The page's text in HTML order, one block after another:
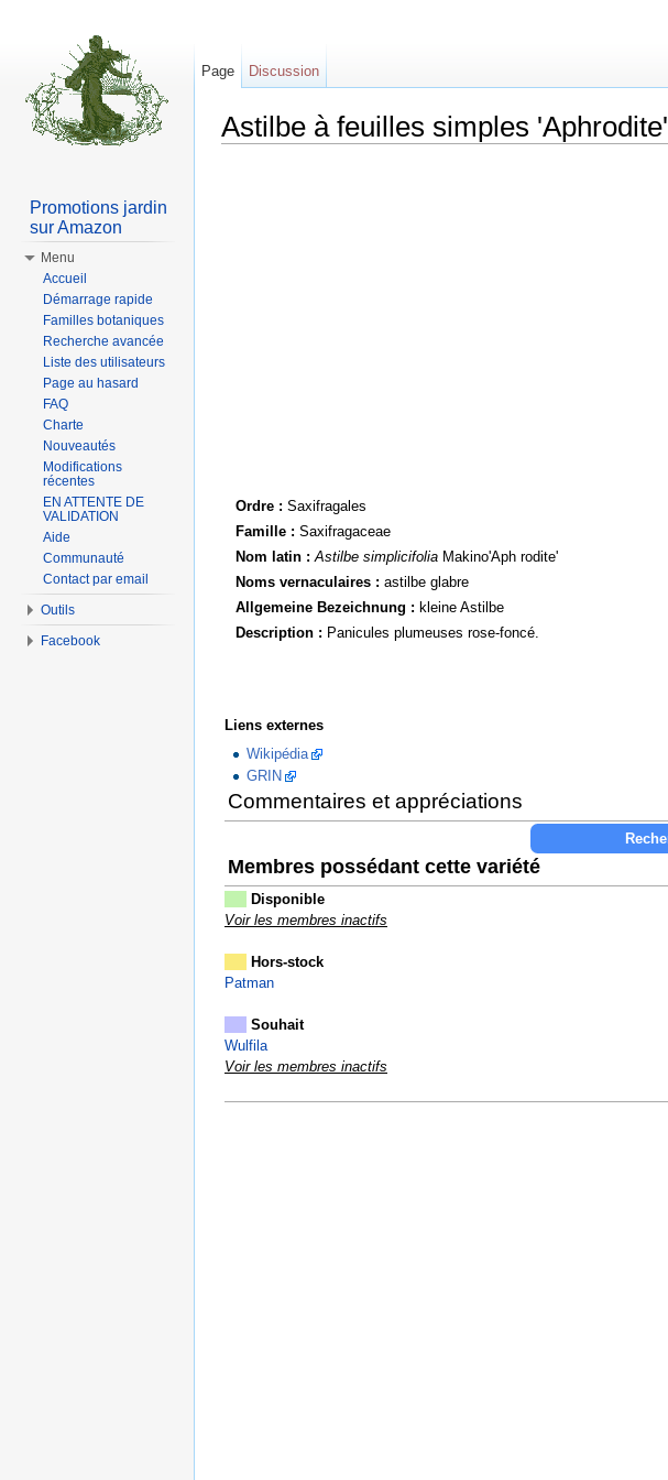
Astilbe à feuilles simples 'Aphrodite'
Ordre : Saxifragales
Famille : Saxifragaceae
Nom latin : Astilbe simplicifolia Makino'Aph rodite'
Noms vernaculaires : astilbe glabre
Allgemeine Bezeichnung : kleine Astilbe
Description : Panicules plumeuses rose-foncé.
Liens externes
Wikipédia
GRIN
Commentaires et appréciations
Membres possédant cette variété
Disponible
Voir les membres inactifs
Hors-stock
Patman
Souhait
Wulfila
Voir les membres inactifs
Page Discussion
Promotions jardin
sur Amazon
Menu
Accueil
Démarrage rapide
Familles botaniques
Recherche avancée
Liste des utilisateurs
Page au hasard
FAQ
Charte
Nouveautés
Modifications
récentes
EN ATTENTE DE
VALIDATION
Aide
Communauté
Contact par email
Outils
Facebook